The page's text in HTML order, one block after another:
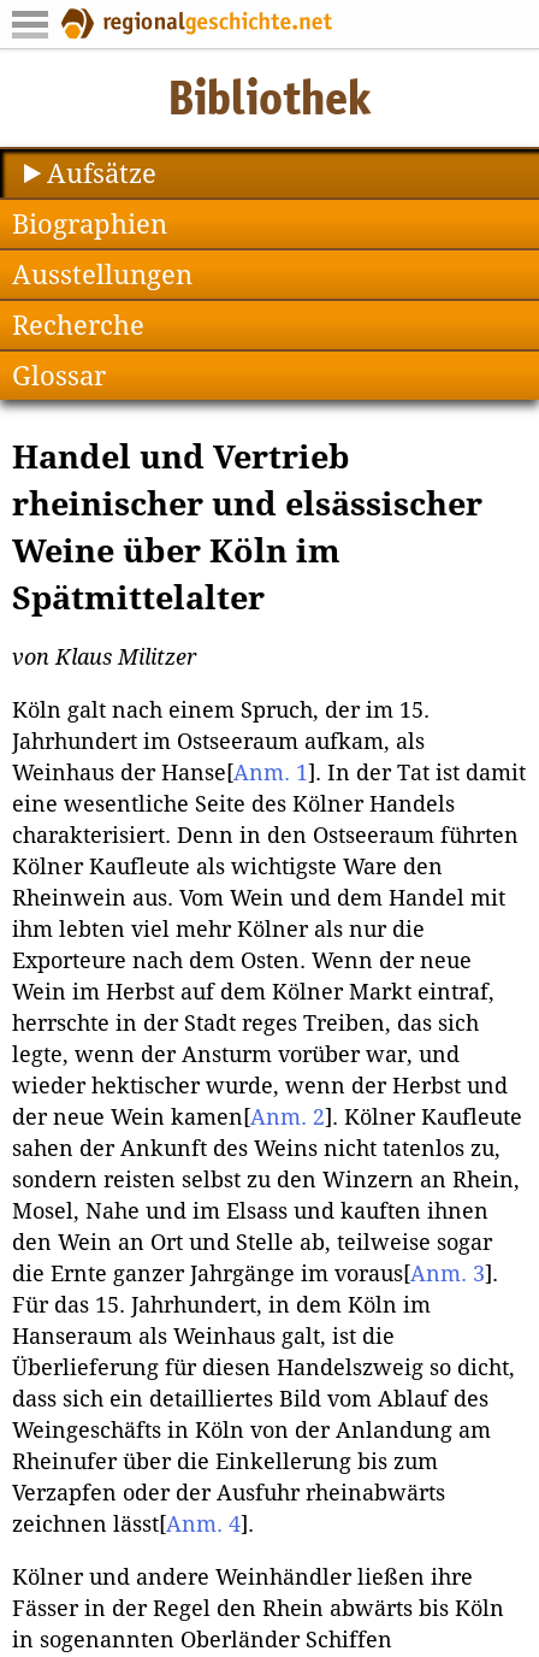
Aufsätze
Biographien
Ausstellungen
Recherche
Glossar
Handel und Vertrieb
rheinischer und elsässischer
Weine über Köln im
Spätmittelalter
von Klaus Militzer
Köln galt nach einem Spruch, der im 15.
Jahrhundert im Ostseeraum aufkam, als
Weinhaus der Hanse [Anm. 1] . In der Tat ist damit
eine wesentliche Seite des Kölner Handels
charakterisiert. Denn in den Ostseeraum führten
Kölner Kaufleute als wichtigste Ware den
Rheinwein aus. Vom Wein und dem Handel mit
ihm lebten viel mehr Kölner als nur die
Exporteure nach dem Osten. Wenn der neue
Wein im Herbst auf dem Kölner Markt eintraf,
herrschte in der Stadt reges Treiben, das sich
legte, wenn der Ansturm vorüber war, und
wieder hektischer wurde, wenn der Herbst und
der neue Wein kamen [Anm. 2] . Kölner Kaufleute
sahen der Ankunft des Weins nicht tatenlos zu,
sondern reisten selbst zu den Winzern an Rhein,
Mosel, Nahe und im Elsass und kauften ihnen
den Wein an Ort und Stelle ab, teilweise sogar
die Ernte ganzer Jahrgänge im voraus[Anm. 3] .
Für das 15. Jahrhundert, in dem Köln im
Hanseraum als Weinhaus galt, ist die
Überlieferung für diesen Handelszweig so dicht,
dass sich ein detailliertes Bild vom Ablauf des
Weingeschäfts in Köln von der Anlandung am
Rheinufer über die Einkellerung bis zum
Verzapfen oder der Ausfuhr rheinabwärts
zeichnen lässt[Anm. 4] .
Kölner und andere Weinhändler ließen ihre
Fässer in der Regel den Rhein abwärts bis Köln
in sogenannten Oberländer Schiffen